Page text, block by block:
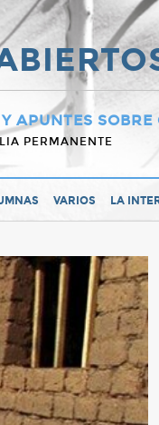
APUNTES SOBRE
PERMANENTE
VARIOS LA